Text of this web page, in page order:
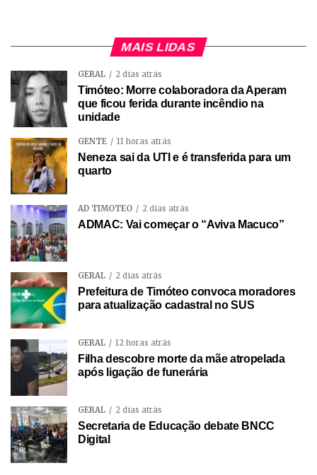
MAIS LIDAS
GERAL 2 dias atrás
Timóteo: Morre colaboradora da Aperam
que ficou ferida durante incêndio na
unidade
GENTE 11 horas atrás
Neneza sai da UTI e é transferida para um
quarto
AD TIMÓTEO 2 dias atrás
ADMAC: Vai começar o “Aviva Macuco”
GERAL 2 dias atrás
Prefeitura de Timóteo convoca moradores
para atualização cadastral no SUS
GERAL 12 horas atrás
Filha descobre morte da mãe atropelada
após ligação de funerária
GERAL 2 dias atrás
Secretaria de Educação debate BNCC
Digital